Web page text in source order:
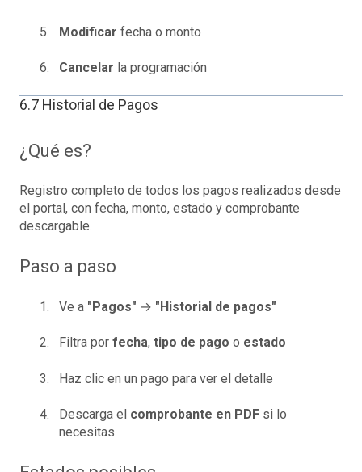
Modificar fecha o monto
Cancelar la programación
6.7 Historial de Pagos
¿Qué es?
Registro completo de todos los pagos realizados desde
el portal, con fecha, monto, estado y comprobante
descargable.
Paso a paso
Ve a "Pagos" → "Historial de pagos"
Filtra por fecha, tipo de pago o estado
Haz clic en un pago para ver el detalle
Descarga el comprobante en PDF si lo
necesitas